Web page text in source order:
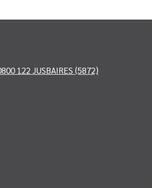
122 JUSBAIRES (5872)